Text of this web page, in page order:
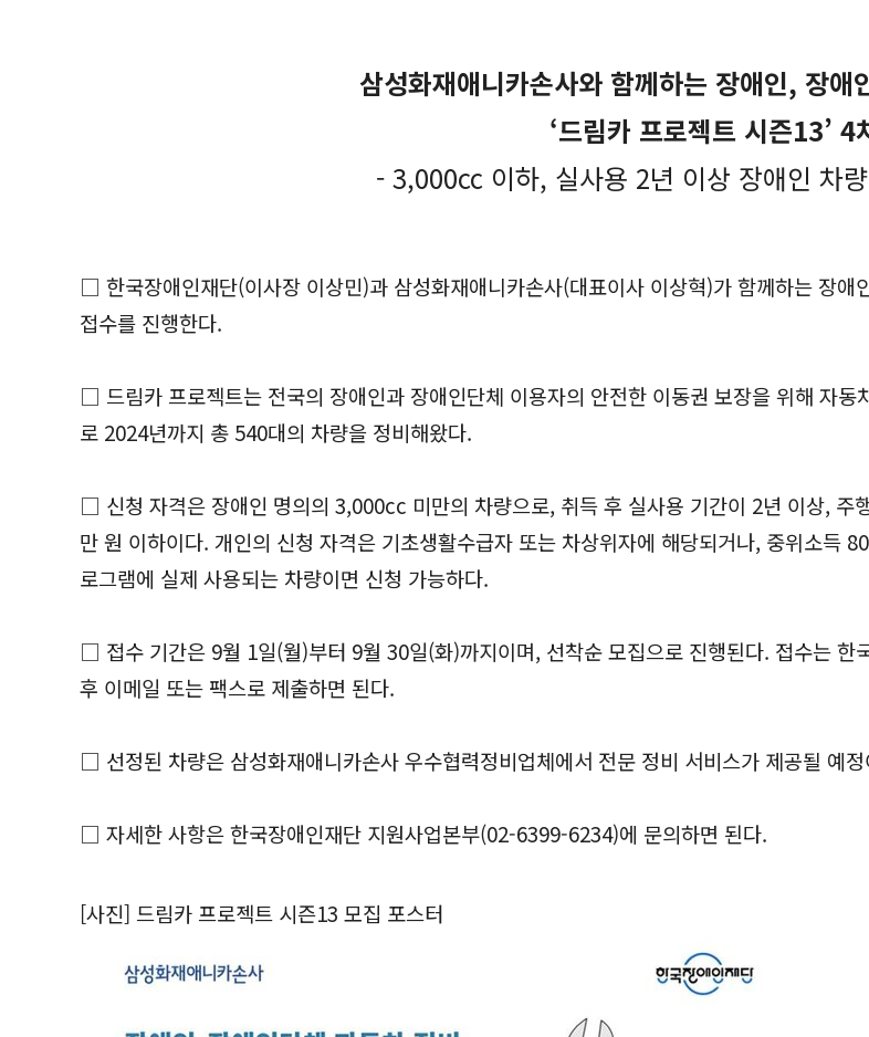
삼성화재애니카손사와 함께하는 장애인, 장애
‘드림카 프로젝트 시즌13’ 4
- 3,000cc 이하, 실사용 2년 이상 장애인 차
□ 한국장애인재단(이사장 이상민)과 삼성화재애니카손사(대표이사 이상혁)가 함께하는 장
접수를 진행한다.
□ 드림카 프로젝트는 전국의 장애인과 장애인단체 이용자의 안전한 이동권 보장을 위해 자
로 2024년까지 총 540대의 차량을 정비해왔다.
□ 신청 자격은 장애인 명의의 3,000cc 미만의 차량으로, 취득 후 실사용 기간이 2년 이상,
만 원 이하이다. 개인의 신청 자격은 기초생활수급자 또는 차상위자에 해당되거나, 중위소득
로그램에 실제 사용되는 차량이면 신청 가능하다.
□ 접수 기간은 9월 1일(월)부터 9월 30일(화)까지이며, 선착순 모집으로 진행된다. 접수는 한
후 이메일 또는 팩스로 제출하면 된다.
□ 선정된 차량은 삼성화재애니카손사 우수협력정비업체에서 전문 정비 서비스가 제공될 예
□ 자세한 사항은 한국장애인재단 지원사업본부(02-6399-6234)에 문의하면 된다.
[사진] 드림카 프로젝트 시즌13 모집 포스터